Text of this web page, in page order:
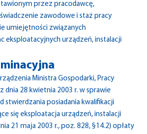
przez pracodawcę,
zawodowe i staż pracy
umiejętności związanych
eksploatacyjnych urządzeń, instalacji
Ministra Gospodarki, Pracy
dnia 28 kwietnia 2003 r. w sprawie
stwierdzania posiadania kwalifikacji
się eksploatacja urządzeń, instalacji
21 maja 2003 r., poz. 828, §14.2) opłaty